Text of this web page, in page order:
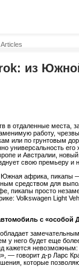
из
в отдаленные места,
работу,
или по грунтовым
универсальность
и Австралии,
свою премьеру и
африка, пикапы
средством для
пикапы просто
Volkswagen Light
с «особой
у него будет еще
кажется
— говорит д-р Ларс
которые